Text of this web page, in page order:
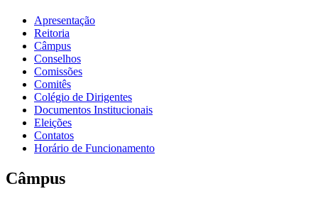
Apresentação
Reitoria
Câmpus
Conselhos
Comissões
Comitês
Colégio de Dirigentes
Documentos Institucionais
Eleições
Contatos
Horário de Funcionamento
Câmpus